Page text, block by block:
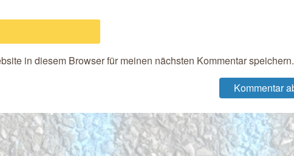
in diesem Browser für meinen nächsten Kommentar speichern.